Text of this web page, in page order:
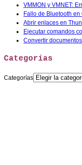
VMMON y VMNET:
Fallo de Bluetooth en
Abrir enlaces en
Ejecutar comandos
Convertir
Categorías
Categorías